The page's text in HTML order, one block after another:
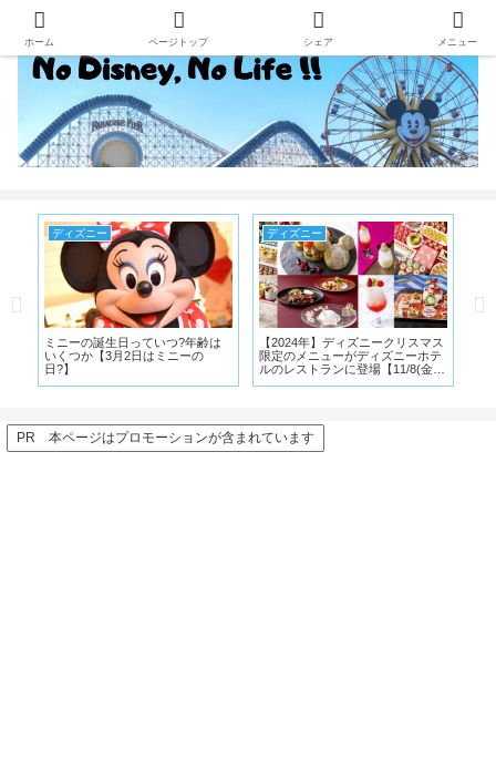
ていつ?年齢は
日はミニーの
ディズニー
【2024年】ディズニークリスマス
限定のメニューがディズニーホテ
ルのレストランに登場【11/8(金)
ディズニーランド
【TDL】ポリネシアンテラ
トランの新メニュー”パン
キ”を食べてきた【感想】
PR 本ページはプロモーションが含まれています
ホーム ページトップ シェア メニュー